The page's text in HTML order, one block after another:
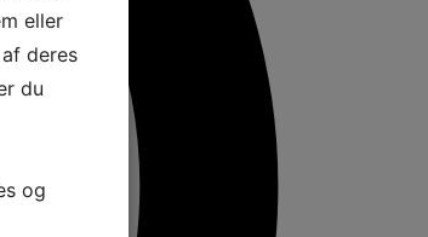
eller
deres
du
og